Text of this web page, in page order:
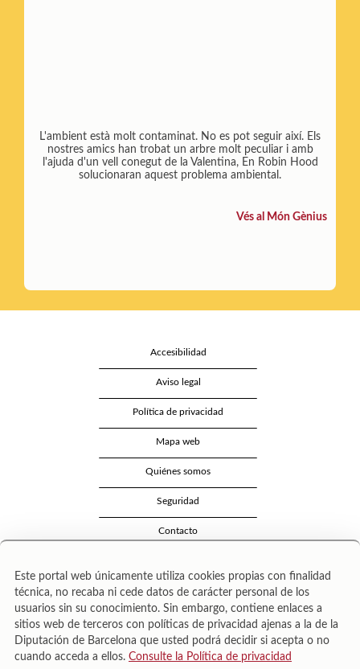
L'ambient està molt contaminat. No es pot seguir així. Els
nostres amics han trobat un arbre molt peculiar i amb
l'ajuda d'un vell conegut de la Valentina, En Robin Hood
solucionaran aquest problema ambiental.
Vés al Món Gènius
Accesibilidad
Aviso legal
Política de privacidad
Mapa web
Quiénes somos
Seguridad
Contacto
Área de Cultura – Gerència de Serveis de Biblioteques. Zamora, 73. 08018 Barcelona. Tel:
Este portal web únicamente utiliza cookies propias con finalidad
técnica, no recaba ni cede datos de carácter personal de los
usuarios sin su conocimiento. Sin embargo, contiene enlaces a
sitios web de terceros con políticas de privacidad ajenas a la de la
Diputación de Barcelona que usted podrá decidir si acepta o no
cuando acceda a ellos. Consulte la Política de privacidad